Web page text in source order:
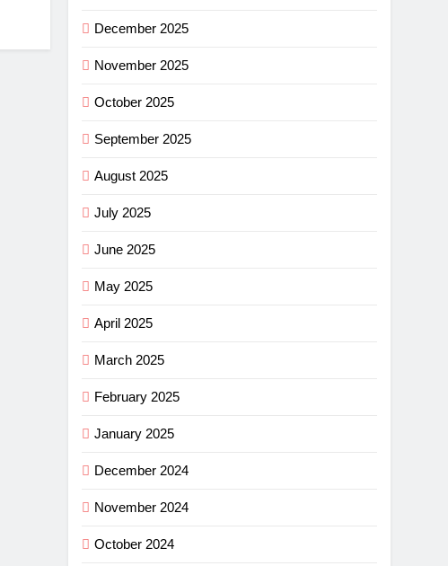
December 2025
November 2025
October 2025
September 2025
August 2025
July 2025
June 2025
May 2025
April 2025
March 2025
February 2025
January 2025
December 2024
November 2024
October 2024